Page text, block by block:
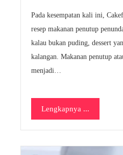
Pada kesempatan kali ini,
resep makanan penutup
kalau bukan puding, dessert
kalangan. Makanan penutup
menjadi…
Lengkapnya ...